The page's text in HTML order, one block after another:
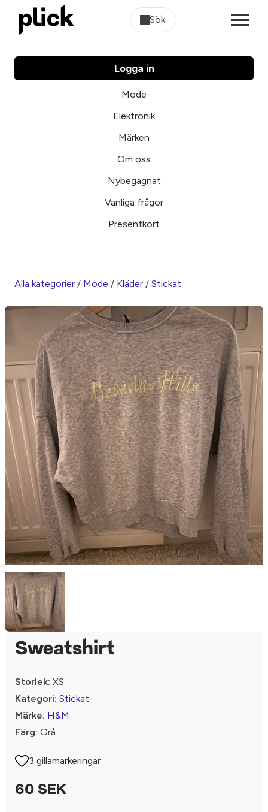
Sök
Logga in
Mode
Elektronik
Märken
Om oss
Nybegagnat
Vanliga frågor
Presentkort
Alla kategorier / Mode / Kläder / Stickat
Sweatshirt
Storlek: XS
Kategori: Stickat
Märke: H&M
Färg: Grå
3 gillamarkeringar
60 SEK